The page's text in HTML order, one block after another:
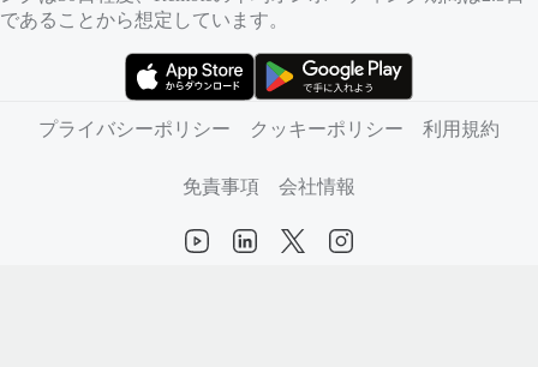
であることから想定しています。
プライバシーポリシー
クッキーポリシー 利用規約
免責事項 会社情報